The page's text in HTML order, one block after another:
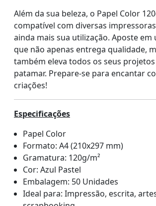
Além da sua beleza, o Papel Color
compatível com diversas
ainda mais sua utilização. Aposte
que não apenas entrega qualidade,
também eleva todos os seus
patamar. Prepare-se para encantar
criações!
Especificações
Papel Color
Formato: A4 (210x297 mm)
Gramatura: 120g/m²
Cor: Azul Pastel
Embalagem: 50 Unidades
Ideal para: Impressão, escrita,